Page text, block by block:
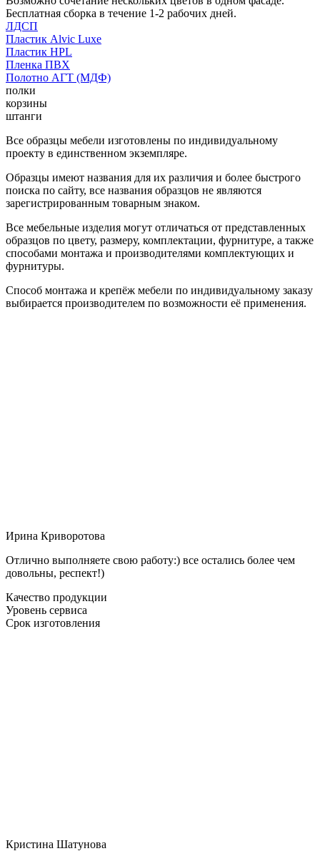
Бесплатная сборка в течение 1-2 рабочих дней.
ЛДСП
Пластик Alvic Luxe
Пластик HPL
Пленка ПВХ
Полотно АГТ (МДФ)
полки
корзины
штанги
Все образцы мебели изготовлены по индивидуальному
проекту в единственном экземпляре.
Образцы имеют названия для их различия и более быстрого
поиска по сайту, все названия образцов не являются
зарегистрированным товарным знаком.
Все мебельные изделия могут отличаться от представленных
образцов по цвету, размеру, комплектации, фурнитуре, а также
способами монтажа и производителями комплектующих и
фурнитуры.
Способ монтажа и крепёж мебели по индивидуальному заказу
выбирается производителем по возможности её применения.
Ирина Криворотова
Отлично выполняете свою работу:) все остались более чем
довольны, респект!)
Качество продукции
Уровень сервиса
Срок изготовления
Кристина Шатунова